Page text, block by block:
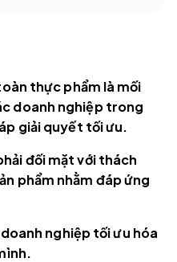
thực phẩm là mối
doanh nghiệp trong
giải quyết tối ưu.
đối mặt với thách
phẩm nhằm đáp ứng
nghiệp tối ưu hóa